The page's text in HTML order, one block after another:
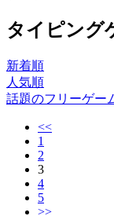
タイピング
新着順
人気順
話題のフリーゲー
<<
1
2
3
4
5
>>